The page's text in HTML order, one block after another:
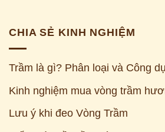
CHIA SẺ KINH NGHIỆM
Trầm là gì? Phân loại và Công
Kinh nghiệm mua vòng trầm
Lưu ý khi đeo Vòng Trầm